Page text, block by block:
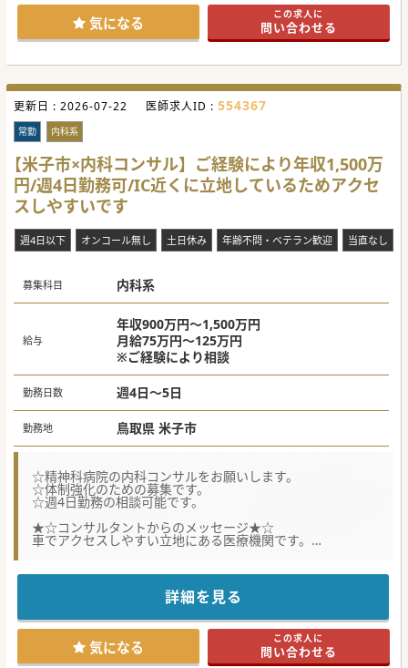
気になる この求人に
問い合わせる
更新日 : 2026-07-22 医師求人ID : 554367
常勤 内科系
【米子市×内科コンサル】ご経験により年収1,500万
円/週4日勤務可/IC近くに立地しているためアクセ
スしやすいです
週4日以下 オンコール無し 土日休み 年齢不問・ベテラン歓迎 当直なし
募集科目 内科系
給与
年収900万円～1,500万円
月給75万円～125万円
※ご経験により相談
勤務日数 週4日～5日
勤務地 鳥取県 米子市
☆精神科病院の内科コンサルをお願いします。
☆体制強化のための募集です。
☆週4日勤務の相談可能です。
★☆コンサルタントからのメッセージ★☆
車でアクセスしやすい立地にある医療機関です。
当直なしの勤務も可能で、
詳細を見る
気になる この求人に
問い合わせる